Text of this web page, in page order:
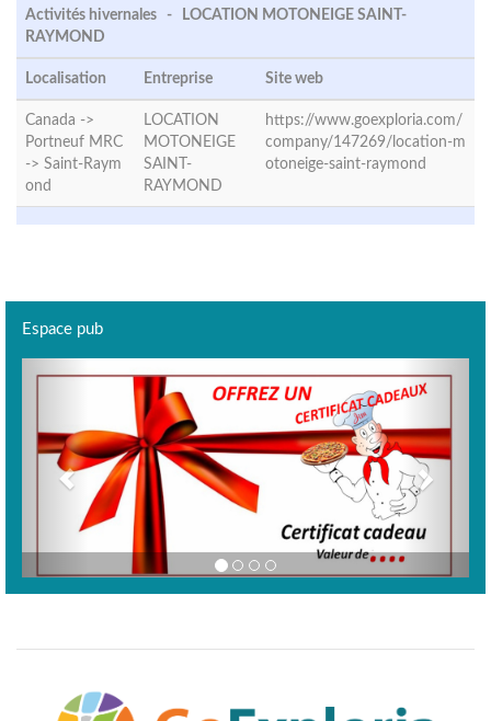
Activités hivernales - LOCATION MOTONEIGE SAINT-
RAYMOND
Localisation Entreprise Site web
Canada ->
Portneuf MRC
-> Saint-Raym
ond
LOCATION
MOTONEIGE
SAINT-
RAYMOND
https://www.goexploria.com/
company/147269/location-m
otoneige-saint-raymond
Espace pub